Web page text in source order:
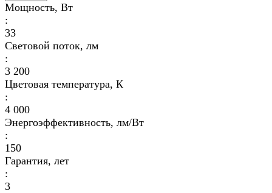
Мощность, Вт
:
33
Световой поток, лм
:
3 200
Цветовая температура, К
:
4 000
Энергоэффективность, лм/Вт
:
150
Гарантия, лет
:
3